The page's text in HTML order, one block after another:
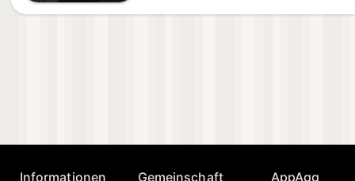
Informationen Gemeinschaft AppAgg